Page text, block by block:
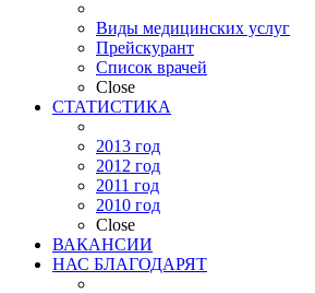
Виды медицинских услуг
Прейскурант
Список врачей
Close
СТАТИСТИКА
2013 год
2012 год
2011 год
2010 год
Close
ВАКАНСИИ
НАС БЛАГОДАРЯТ